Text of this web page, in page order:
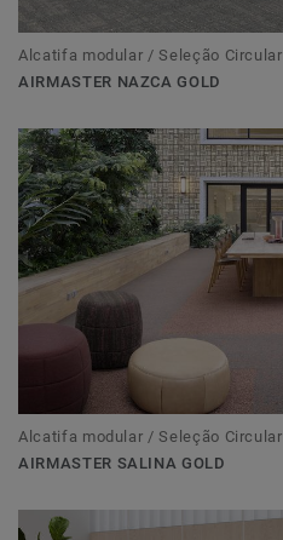
Alcatifa modular / Seleção Circular
AIRMASTER NAZCA GOLD
Alcatifa modular / Seleção Circular
AIRMASTER SALINA GOLD